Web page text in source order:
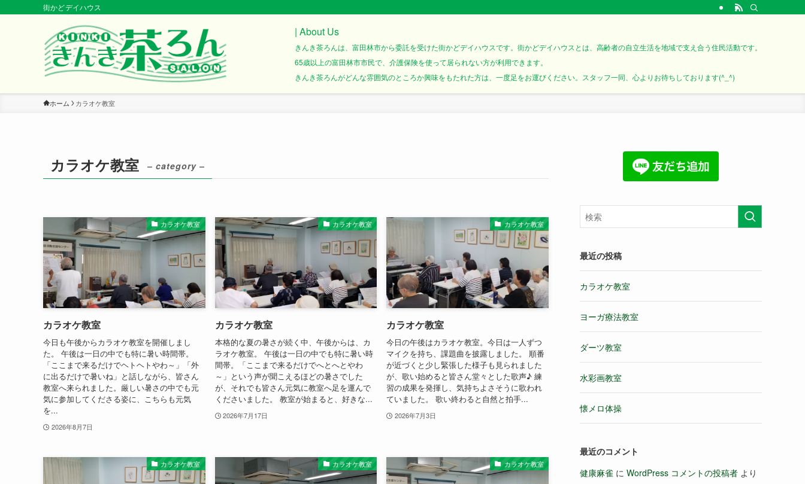
街かどデイハウス
| About Us
きんき茶ろんは、富田林市から委託を受けた街かどデイハウスです。街かどデイハウスとは、高齢者の自立生活を地域で支え合う住民活動です。
65歳以上の富田林市市民で、介護保険を使って居られない方が利用できます。
きんき茶ろんがどんな雰囲気のところか興味をもたれた方は、一度足をお運びください。スタッフ一同、心よりお待ちしております(^_^)
ホーム カラオケ教室
カラオケ教室 – category –
カラオケ教室
カラオケ教室
今日も午後からカラオケ教室を開催しまし
た。 午後は一日の中でも特に暑い時間帯。
「ここまで来るだけでヘトヘトやわ～」「外
に出るだけで暑いね」と話しながら、皆さん
教室へ来られました。厳しい暑さの中でも元
気に参加してくださる姿に、こちらも元気
を...
2026年8月7日
カラオケ教室
カラオケ教室
本格的な夏の暑さが続く中、午後からは、カ
ラオケ教室。 午後は一日の中でも特に暑い時
間帯。「ここまで来るだけでへとへとやわ
～」という声が聞こえるほどの暑さでした
が、それでも皆さん元気に教室へ足を運んで
くださいました。 教室が始まると、好きな...
2026年7月17日
カラオケ教室
カラオケ教室
今日の午後はカラオケ教室。今日は一人ずつ
マイクを持ち、課題曲を披露しました。 順番
が近づくと少し緊張した様子も見られました
が、歌い始めると皆さん堂々とした歌声♪ 練
習の成果を発揮し、気持ちよさそうに歌われ
ていました。 歌い終わると自然と拍手...
2026年7月3日
カラオケ教室 カラオケ教室 カラオケ教室
最近の投稿
カラオケ教室
ヨーガ療法教室
ダーツ教室
水彩画教室
懐メロ体操
最近のコメント
健康麻雀 に WordPress コメントの投稿者 より